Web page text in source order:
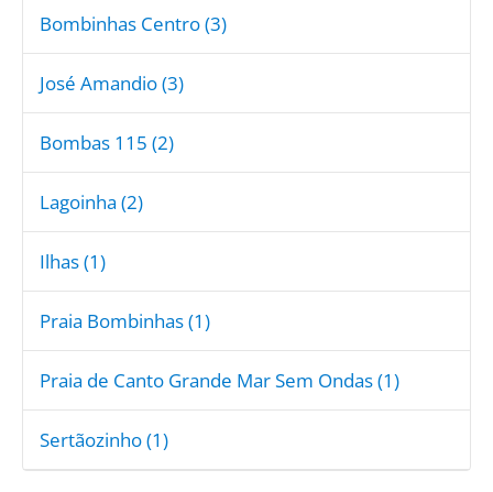
Bombinhas Centro (3)
José Amandio (3)
Bombas 115 (2)
Lagoinha (2)
Ilhas (1)
Praia Bombinhas (1)
Praia de Canto Grande Mar Sem Ondas (1)
Sertãozinho (1)